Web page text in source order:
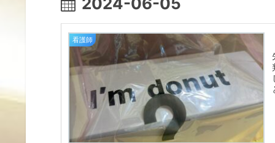
看護師